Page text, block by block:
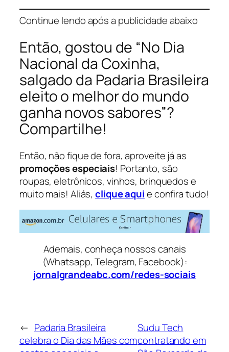
Continue lendo após a publicidade abaixo
Então, gostou de “No Dia
Nacional da Coxinha,
salgado da Padaria Brasileira
eleito o melhor do mundo
ganha novos sabores”?
Compartilhe!
Então, não fique de fora, aproveite já as
promoções especiais! Portanto, são
roupas, eletrônicos, vinhos, brinquedos e
muito mais! Aliás,clique aquie confira tudo!
Ademais, conheça nossos canais
(Whatsapp, Telegram, Facebook):
jornalgrandeabc.com/redes-sociais
← Padaria Brasileira
celebra o Dia das Mães com
Sudu Tech
contratando em